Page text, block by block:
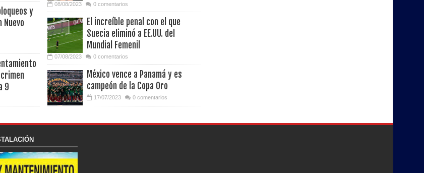
y
Nuevo
9
08/08/2023 0 comentarios
El increíble penal con el que
Suecia eliminó a EE.UU. del
Mundial Femenil
07/08/2023 0 comentarios
México vence a Panamá y es
campeón de la Copa Oro
17/07/2023 0 comentarios